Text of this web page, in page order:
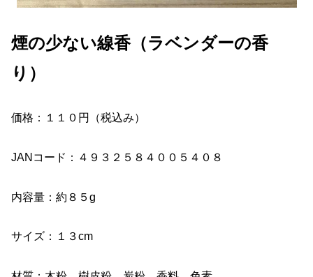
煙の少ない線香（ラベンダーの香
り）
価格：１１０円（税込み）
JANコード：４９３２５８４００５４０８
内容量：約８５g
サイズ：１３cm